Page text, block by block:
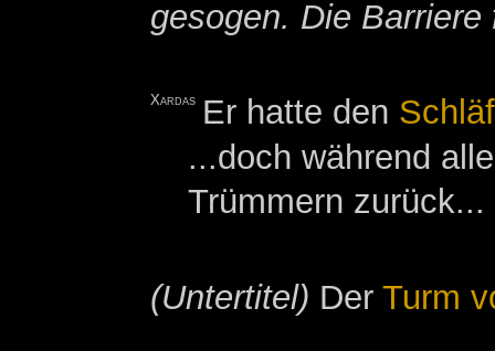
gesogen. Die
Xardas Er hatte den
...doch während
Trümmern zurück...
(Untertitel) Der Turm